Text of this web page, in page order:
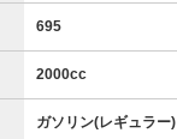
695
2000cc
ガソリン(レギュラー)